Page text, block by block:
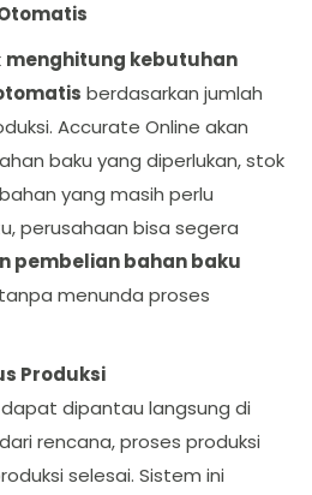
menghitung kebutuhan
berdasarkan jumlah
Accurate Online akan
baku yang diperlukan, stok
yang masih perlu
perusahaan bisa segera
pembelian bahan baku
tanpa menunda proses
Produksi
dipantau langsung di
rencana, proses produksi
selesai. Sistem ini